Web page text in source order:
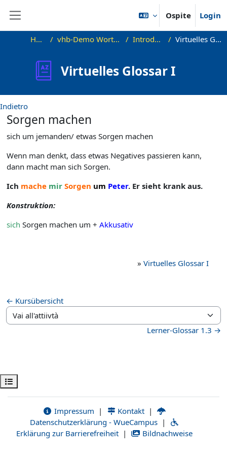
Ospite Login
Apri indice del corso
Home vhb-Demo Wortschatz B1 Introduzione Virtuelles Glossar I
Virtuelles Glossar I
Indietro
Sorgen machen
sich um jemanden/ etwas Sorgen machen
Wenn man denkt, dass etwas Negatives passieren kann,
dann macht man sich Sorgen.
Ich mache mir Sorgen um Peter. Er sieht krank aus.
Konstruktion:
sich Sorgen machen um + Akkusativ
» Virtuelles Glossar I
← Kursübersicht
Vai all'attiivtà
Lerner-Glossar 1.3 →
Impressum | Kontakt |
Datenschutzerklärung - WueCampus |
Erklärung zur Barrierefreiheit | Bildnachweise